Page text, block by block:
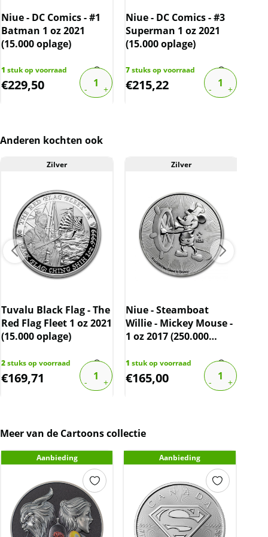
De munten worden uit voorraad geleverd, en
komen daarmee niet rechtstreeks van de
producent af. De munten/capsules kunnen
bevatten.
over de marge die wij behalen op dit product.
factuur vermeld worden. De prijs op de
Niue - DC Comics - #1
Batman 1 oz 2021
(15.000 oplage)
1 stuk op voorraad
€229,50
Niue - DC Comics - #3
Superman 1 oz 2021
(15.000 oplage)
7stuks op voorraad
€215,22
Anderen kochten ook
Zilver
Tuvalu Black Flag - The
Red Flag Fleet 1 oz 2021
(15.000 oplage)
2stuks op voorraad
€169,71
Zilver
Niue - Steamboat
Willie - Mickey Mouse -
1 oz 2017 (250.000
1 stuk op voorraad
€165,00
Meer van de Cartoons collectie
Aanbieding Aanbieding